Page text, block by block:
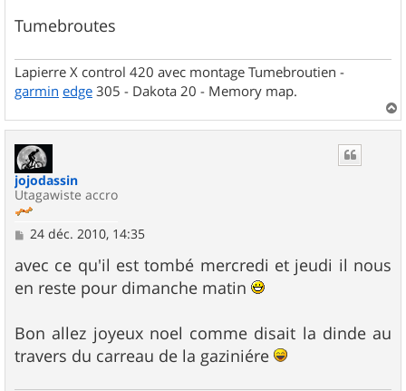
Tumebroutes
Lapierre X control 420 avec montage Tumebroutien -
garmin edge 305 - Dakota 20 - Memory map.
a
jojodassin
Utagawiste accro
M
s
s
a
24 déc. 2010, 14:35
avec ce qu'il est tombé mercredi et jeudi il nous
en reste pour dimanche matin
Bon allez joyeux noel comme disait la dinde au
travers du carreau de la gaziniére